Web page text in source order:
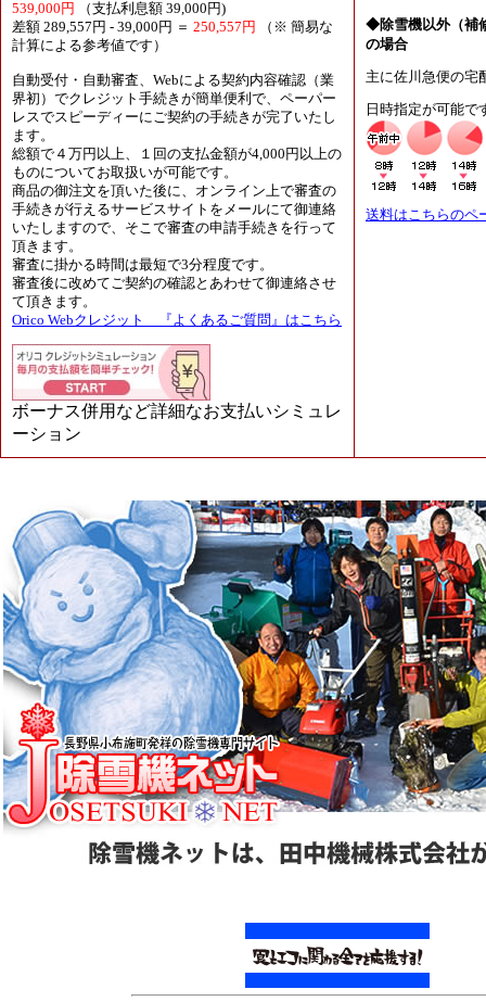
539,000円
（支払利息額 39,000円)
差額 289,557円 - 39,000円 ＝ 250,557円
（※ 簡易な
計算による参考値です）
自動受付・自動審査、Webによる契約内容確認（業
界初）でクレジット手続きが簡単便利で、ペーパー
レスでスピーディーにご契約の手続きが完了いたし
ます。
総額で４万円以上、１回の支払金額が4,000円以上の
ものについてお取扱いが可能です。
商品の御注文を頂いた後に、オンライン上で審査の
手続きが行えるサービスサイトをメールにて御連絡
いたしますので、そこで審査の申請手続きを行って
頂きます。
審査に掛かる時間は最短で3分程度です。
審査後に改めてご契約の確認とあわせて御連絡させ
て頂きます。
Orico Webクレジット 『よくあるご質問』はこちら
ボーナス併用など詳細なお支払いシミュレ
ーション
◆除雪機以外（補
の場合
主に佐川急便の宅
日時指定が可能で
送料はこちらのペ